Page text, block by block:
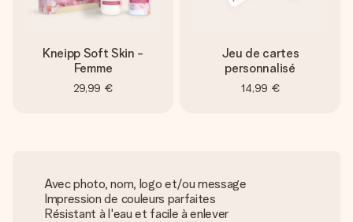
Kneipp Soft Skin -
Femme
29,99 €
Jeu de cartes
personnalisé
14,99 €
Avec photo, nom, logo et/ou message
Impression de couleurs parfaites
Résistant à l'eau et facile à enlever